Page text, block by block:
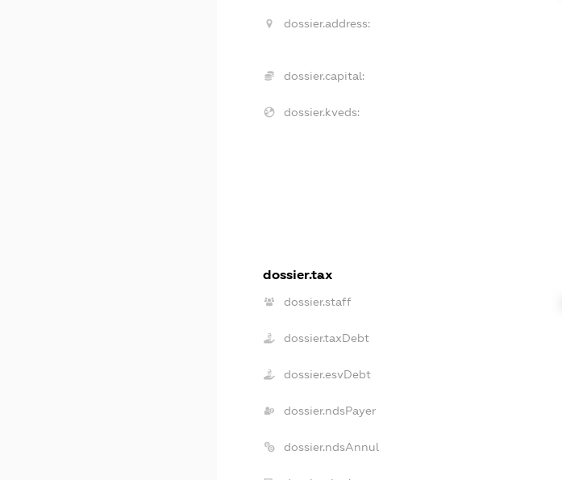
dossier.address:
dossier.capital:
dossier.kveds:
dossier.tax
dossier.staff
dossier.taxDebt
dossier.esvDebt
dossier.ndsPayer
dossier.ndsAnnul